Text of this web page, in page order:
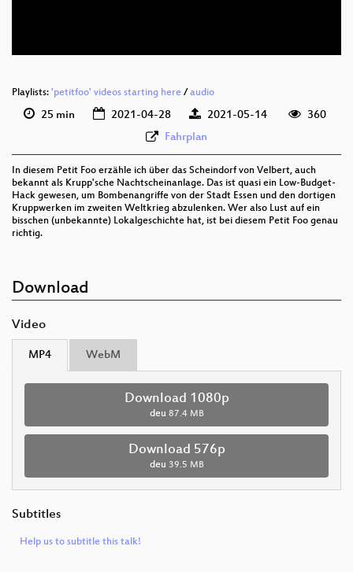
Playlists: 'petitfoo' videos starting here / audio
25 min 2021-04-28 2021-05-14
360
Fahrplan
In diesem Petit Foo erzähle ich über das Scheindorf von Velbert, auch
bekannt als Krupp'sche Nachtscheinanlage. Das ist quasi ein Low-Budget-
Hack gewesen, um Bombenangriffe von der Stadt Essen und den dortigen
Kruppwerken im zweiten Weltkrieg abzulenken. Wer also Lust auf ein
bisschen (unbekannte) Lokalgeschichte hat, ist bei diesem Petit Foo genau
richtig.
Download
Video
MP4 WebM
Download 1080p
deu 87.4 MB
Download 576p
deu 39.5 MB
Subtitles
Help us to subtitle this talk!